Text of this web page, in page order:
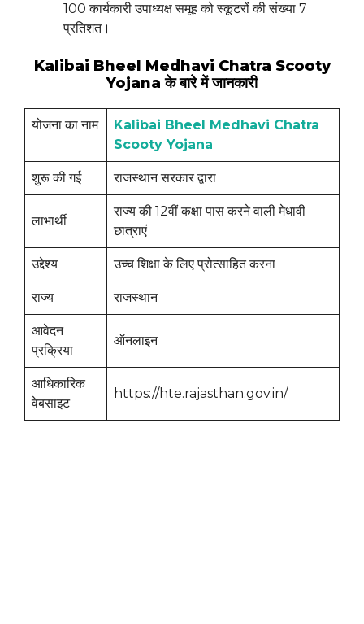
100 कार्यकारी उपाध्यक्ष समूह को स्कूटरों की संख्या 7
प्रतिशत।
Kalibai Bheel Medhavi Chatra Scooty
Yojana के बारे में जानकारी
योजना का नाम
Kalibai Bheel Medhavi Chatra
Scooty Yojana
शुरू की गई राजस्थान सरकार द्वारा
लाभार्थी
राज्य की 12वीं कक्षा पास करने वाली मेधावी
छात्राएं
उद्देश्य उच्च शिक्षा के लिए प्रोत्साहित करना
राज्य राजस्थान
आवेदन
प्रक्रिया
ऑनलाइन
आधिकारिक
वेबसाइट
https://hte.rajasthan.gov.in/